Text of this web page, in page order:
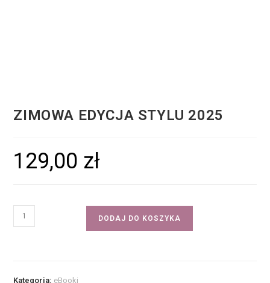
ZIMOWA EDYCJA STYLU 2025
129,00 zł
DODAJ DO KOSZYKA
Kategoria: eBooki